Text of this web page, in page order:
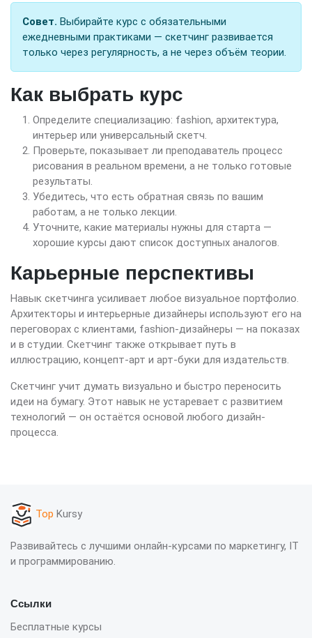
Совет. Выбирайте курс с обязательными
ежедневными практиками — скетчинг развивается
только через регулярность, а не через объём теории.
Как выбрать курс
Определите специализацию: fashion, архитектура,
интерьер или универсальный скетч.
Проверьте, показывает ли преподаватель процесс
рисования в реальном времени, а не только готовые
результаты.
Убедитесь, что есть обратная связь по вашим
работам, а не только лекции.
Уточните, какие материалы нужны для старта —
хорошие курсы дают список доступных аналогов.
Карьерные перспективы
Навык скетчинга усиливает любое визуальное портфолио.
Архитекторы и интерьерные дизайнеры используют его на
переговорах с клиентами, fashion-дизайнеры — на показах
и в студии. Скетчинг также открывает путь в
иллюстрацию, концепт-арт и арт-буки для издательств.
Скетчинг учит думать визуально и быстро переносить
идеи на бумагу. Этот навык не устаревает с развитием
технологий — он остаётся основой любого дизайн-
процесса.
Top Kursy
Развивайтесь с лучшими онлайн-курсами по маркетингу, IT
и программированию.
Ссылки
Бесплатные курсы